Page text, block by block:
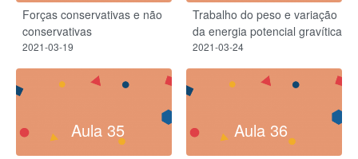
Forças conservativas e não
conservativas
2021-03-19
Trabalho do peso e variação
da energia potencial gravítica
2021-03-24
Aula 35 Aula 36